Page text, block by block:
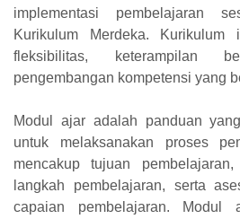
implementasi pembelajaran
Kurikulum Merdeka. Kurikulum
fleksibilitas, keterampilan
pengembangan kompetensi yang
Modul ajar adalah panduan
untuk melaksanakan proses
mencakup tujuan
langkah pembelajaran, serta
capaian pembelajaran. Modul